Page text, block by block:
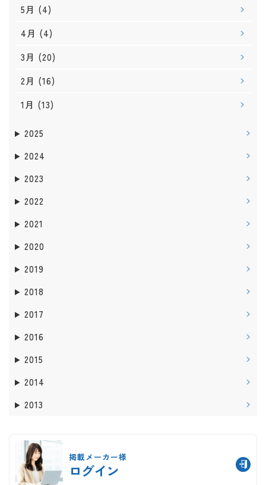
5月 (4)
4月 (4)
3月 (20)
2月 (16)
1月 (13)
2025
2024
2023
2022
2021
2020
2019
2018
2017
2016
2015
2014
2013
掲載メーカー様
ログイン